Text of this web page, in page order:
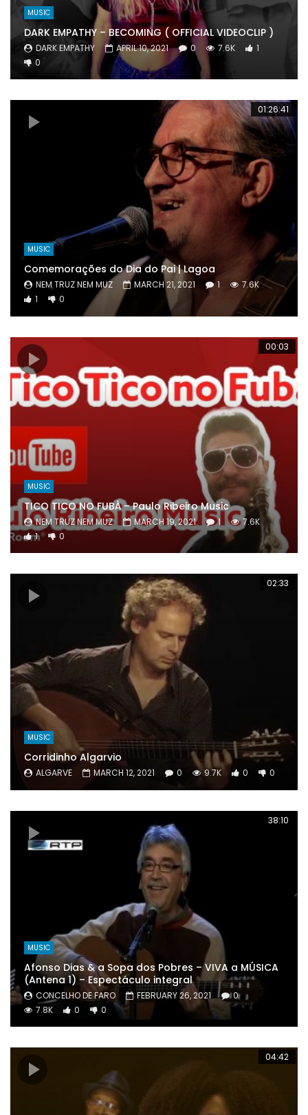
MUSIC
DARK EMPATHY – BECOMING ( OFFICIAL VIDEOCLIP )
DARK EMPATHY APRIL 10, 2021 0 7.6K
1
0
01:26:41
MUSIC
Comemorações do Dia do Pai | Lagoa
NEM TRUZ NEM MUZ MARCH 21, 2021 1
7.6K
1
0
00:03
MUSIC
TICO TICO NO FUBÀ – Paulo Ribeiro Music
NEM TRUZ NEM MUZ MARCH 19, 2021 1
7.6K
1
0
02:33
MUSIC
Corridinho Algarvio
ALGARVE MARCH 12, 2021 0 9.7K 0 0
38:10
MUSIC
Afonso Dias & a Sopa dos Pobres – VIVA a MÚSICA
(Antena 1) – Espectáculo integral
CONCELHO DE FARO FEBRUARY 26, 2021
0
7.8K
0 0
04:42